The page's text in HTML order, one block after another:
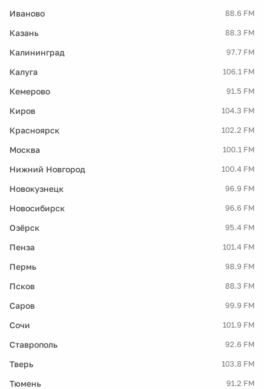
Иваново 88.6 FM
Казань 88.3 FM
Калининград 97.7 FM
Калуга 106.1 FM
Кемерово 91.5 FM
Киров 104.3 FM
Красноярск 102.2 FM
Москва 100.1 FM
Нижний Новгород 100.4 FM
Новокузнецк 96.9 FM
Новосибирск 96.6 FM
Озёрск 95.4 FM
Пенза 101.4 FM
Пермь 98.9 FM
Псков 88.3 FM
Саров 99.9 FM
Сочи 101.9 FM
Ставрополь 92.6 FM
Тверь 103.8 FM
Тюмень 91.2 FM